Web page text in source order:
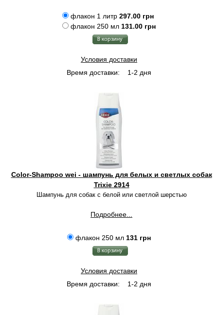
флакон 1 литр 297.00 грн
флакон 250 мл 131.00 грн
Условия доставки
Время доставки:
1-2 дня
Color-Shampoo wei - шампунь для белых и светлых собак
Trixie 2914
Шампунь для собак с белой или светлой шерстью
Подробнее...
флакон 250 мл 131 грн
Условия доставки
Время доставки:
1-2 дня